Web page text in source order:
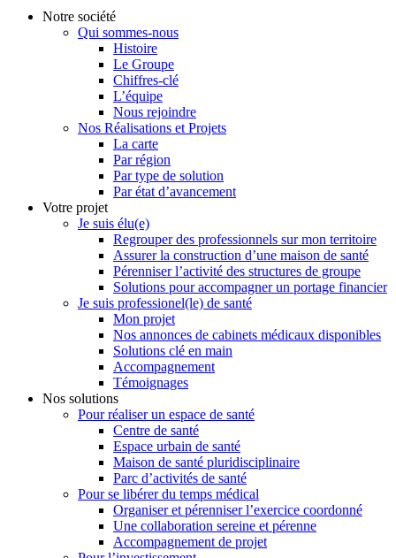
Notre société
Qui sommes-nous
Histoire
Le Groupe
Chiffres-clé
L’équipe
Nous rejoindre
Nos Réalisations et Projets
La carte
Par région
Par type de solution
Par état d’avancement
Votre projet
Je suis élu(e)
Regrouper des professionnels sur mon territoire
Assurer la construction d’une maison de santé
Pérenniser l’activité des structures de groupe
Solutions pour accompagner un portage financier
Je suis professionel(le) de santé
Mon projet
Nos annonces de cabinets médicaux disponibles
Solutions clé en main
Accompagnement
Témoignages
Nos solutions
Pour réaliser un espace de santé
Centre de santé
Espace urbain de santé
Maison de santé pluridisciplinaire
Parc d’activités de santé
Pour se libérer du temps médical
Organiser et pérenniser l’exercice coordonné
Une collaboration sereine et pérenne
Accompagnement de projet